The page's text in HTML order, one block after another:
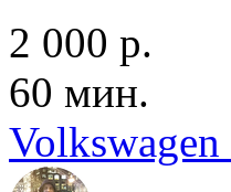
2 000 р.
60 мин.